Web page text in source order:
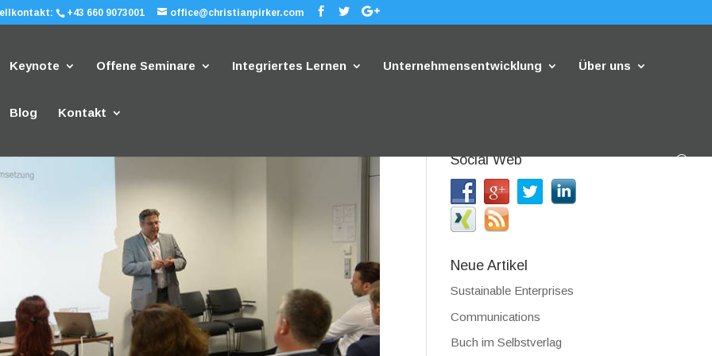
+43 660 9073001 office@christianpirker.com
Keynote Offene Seminare Integriertes Lernen Unternehmensentwicklung Über uns
Blog Kontakt
Social Web
Neue Artikel
Sustainable Enterprises
Communications
Buch im Selbstverlag